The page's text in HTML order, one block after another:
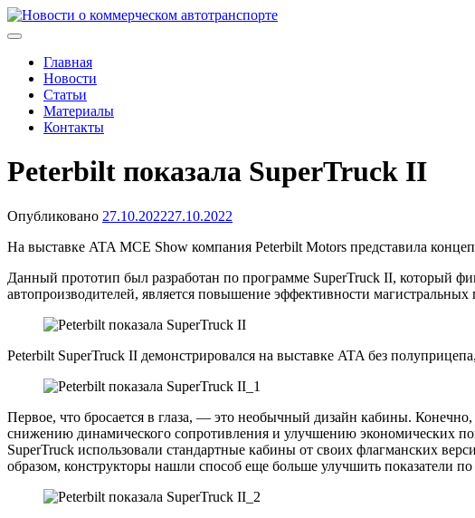
Skip
to
Главная
Новости
Статьи
Материалы
Контакты
Peterbilt показала SuperTruck II
Опубликовано 27.10.202227.10.2022
На выставке ATA MCE Show компания Peterbilt Motors представила
Данный прототип был разработан по программе SuperTruck II, который
автопроизводителей, является повышение эффективности магистральных
Peterbilt SuperTruck II демонстрировался на выставке ATA без
Первое, что бросается в глаза, — это необычный дизайн кабины.
снижению динамического сопротивления и улучшению экономических
SuperTruck использовали стандартные кабины от своих флагманских
образом, конструкторы нашли способ еще больше улучшить показатели